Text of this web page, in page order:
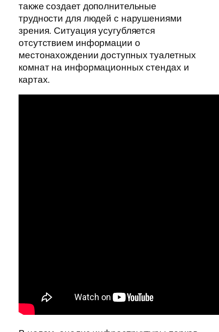
также создает дополнительные
трудности для людей с нарушениями
зрения. Ситуация усугубляется
отсутствием информации о
местонахождении доступных туалетных
комнат на информационных стендах и
картах.